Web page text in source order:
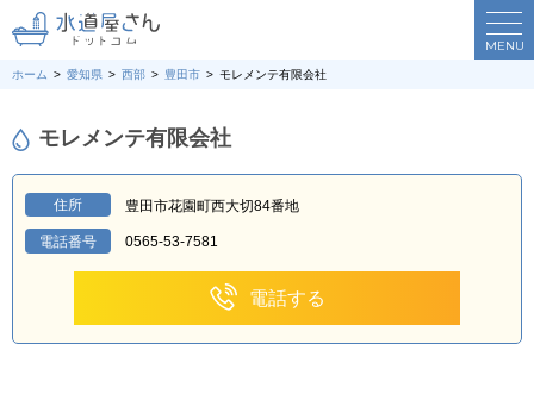
MENU
ホーム 愛知県 西部 豊田市 モレメンテ有限会社
モレメンテ有限会社
住所 豊田市花園町西大切84番地
電話番号 0565-53-7581
電話する